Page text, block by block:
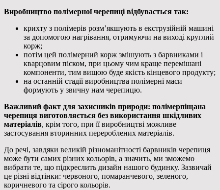
Виробництво полімерної черепиці відбувається так:
крихту з полімерів розм’якшують в екструзійній машині
за допомогою нагрівання, отримуючи на виході круглий
корж;
потім цей полімерний корж змішують з барвниками і
кварцовим піском, при цьому чим краще перемішані
компоненти, тим вищою буде якість кінцевого продукту;
на останній стадії виробництва полімерні маси
формують у звичну нам черепицю.
Важливий факт для захисників природи: полімерпіщана
черепиця виготовляється без використання шкідливих
матеріалів, крім того, при її виробництві можливе
застосування вторинних перероблених матеріалів.
До речі, завдяки великій різноманітності барвників черепиця
може бути самих різних кольорів, а значить, ми зможемо
вибрати те, що підкреслить дизайн нашого будинку. Зазвичай
це різні відтінки: червоного, помаранчевого, зеленого,
коричневого та сірого кольорів.